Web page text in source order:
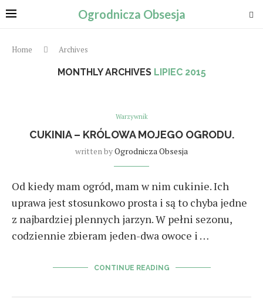
Ogrodnicza Obsesja
Home Archives
MONTHLY ARCHIVES LIPIEC 2015
Warzywnik
CUKINIA – KRÓLOWA MOJEGO OGRODU.
written byOgrodnicza Obsesja
Od kiedy mam ogród, mam w nim cukinie. Ich
uprawa jest stosunkowo prosta i są to chyba jedne
z najbardziej plennych jarzyn. W pełni sezonu,
codziennie zbieram jeden-dwa owoce i …
CONTINUE READING